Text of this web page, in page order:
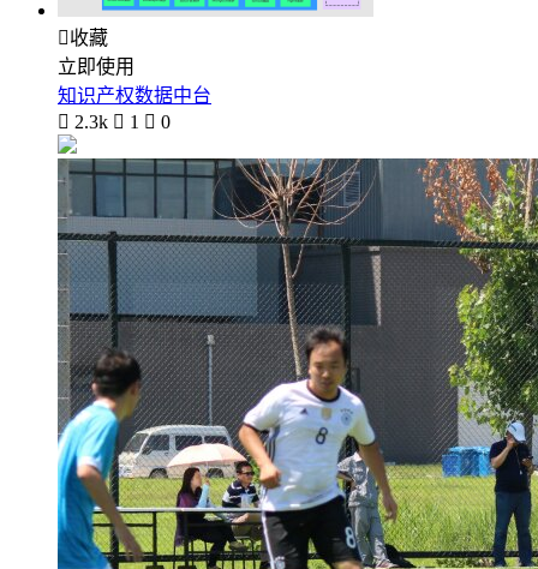
收藏
立即使用
知识产权数据中台
 2.3k  1  0